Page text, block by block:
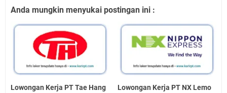
Anda mungkin menyukai postingan ini :
Lowongan Kerja PT Tae Hang
Lowongan Kerja PT NX Lemo